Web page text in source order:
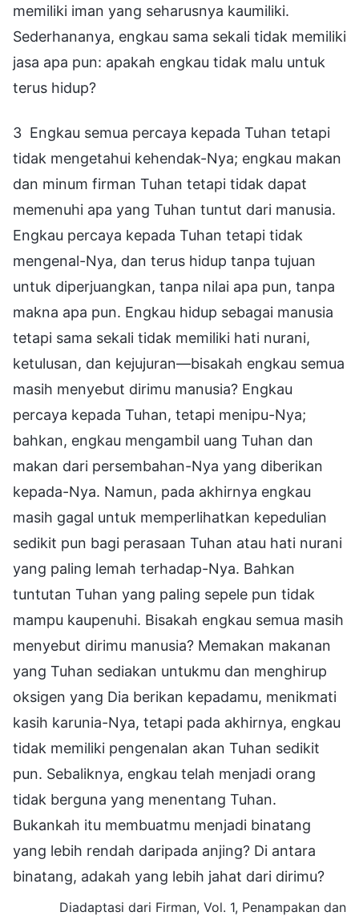
memiliki iman yang seharusnya kaumiliki.
Sederhananya, engkau sama sekali tidak memiliki
jasa apa pun: apakah engkau tidak malu untuk
terus hidup?
3 Engkau semua percaya kepada Tuhan tetapi
tidak mengetahui kehendak-Nya; engkau makan
dan minum firman Tuhan tetapi tidak dapat
memenuhi apa yang Tuhan tuntut dari manusia.
Engkau percaya kepada Tuhan tetapi tidak
mengenal-Nya, dan terus hidup tanpa tujuan
untuk diperjuangkan, tanpa nilai apa pun, tanpa
makna apa pun. Engkau hidup sebagai manusia
tetapi sama sekali tidak memiliki hati nurani,
ketulusan, dan kejujuran—bisakah engkau semua
masih menyebut dirimu manusia? Engkau
percaya kepada Tuhan, tetapi menipu-Nya;
bahkan, engkau mengambil uang Tuhan dan
makan dari persembahan-Nya yang diberikan
kepada-Nya. Namun, pada akhirnya engkau
masih gagal untuk memperlihatkan kepedulian
sedikit pun bagi perasaan Tuhan atau hati nurani
yang paling lemah terhadap-Nya. Bahkan
tuntutan Tuhan yang paling sepele pun tidak
mampu kaupenuhi. Bisakah engkau semua masih
menyebut dirimu manusia? Memakan makanan
yang Tuhan sediakan untukmu dan menghirup
oksigen yang Dia berikan kepadamu, menikmati
kasih karunia-Nya, tetapi pada akhirnya, engkau
tidak memiliki pengenalan akan Tuhan sedikit
pun. Sebaliknya, engkau telah menjadi orang
tidak berguna yang menentang Tuhan.
Bukankah itu membuatmu menjadi binatang
yang lebih rendah daripada anjing? Di antara
binatang, adakah yang lebih jahat dari dirimu?
Diadaptasi dari Firman, Vol. 1, Penampakan dan